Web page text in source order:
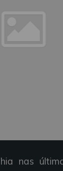
nas